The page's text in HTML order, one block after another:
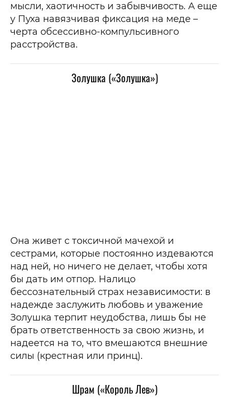
мысли, хаотичность и забывчивость. А еще
у Пуха навязчивая фиксация на меде –
черта обсессивно-компульсивного
расстройства.
Золушка («Золушка»)
Она живет с токсичной мачехой и
сестрами, которые постоянно издеваются
над ней, но ничего не делает, чтобы хотя
бы дать им отпор. Налицо
бессознательный страх независимости: в
надежде заслужить любовь и уважение
Золушка терпит неудобства, лишь бы не
брать ответственность за свою жизнь, и
надеется на то, что вмешаются внешние
силы (крестная или принц).
Шрам («Король Лев»)